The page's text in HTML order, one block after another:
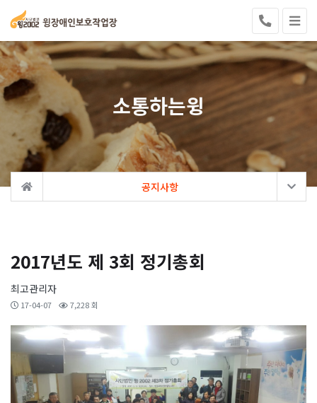
소통하는윙
공지사항
2017년도 제 3회 정기총회
최고관리자
17-04-07 7,228 회